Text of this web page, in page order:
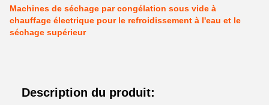
Machines de séchage par congélation sous vide à
chauffage électrique pour le refroidissement à l'eau et le
séchage supérieur
Description du produit: